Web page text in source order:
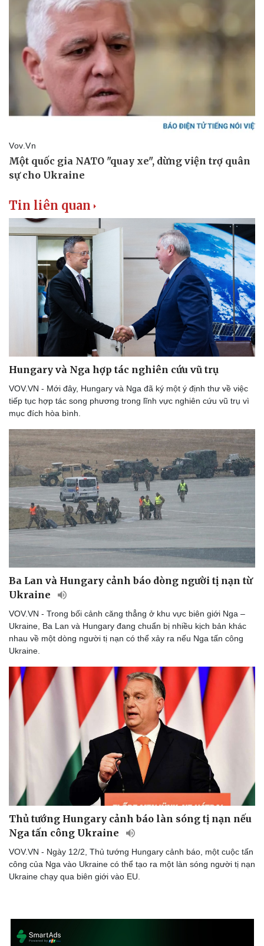
Tư vấn luật
Bóng đá
Lịch thi đấu bóng đá
Thế giới thể thao
eSports
Hậu trường
Ô tô - Xe máy
Ô tô
Xe máy
Tư vấn
Tin liên quan
Hungary và Nga hợp tác nghiên cứu vũ trụ
VOV.VN - Mới đây, Hungary và Nga đã ký một ý định thư về việc
tiếp tục hợp tác song phương trong lĩnh vực nghiên cứu vũ trụ vì
mục đích hòa bình.
Ba Lan và Hungary cảnh báo dòng người tị nạn từ
Ukraine
VOV.VN - Trong bối cảnh căng thẳng ở khu vực biên giới Nga –
Ukraine, Ba Lan và Hungary đang chuẩn bị nhiều kịch bản khác
nhau về một dòng người tị nạn có thể xảy ra nếu Nga tấn công
Ukraine.
Thủ tướng Hungary cảnh báo làn sóng tị nạn nếu
Nga tấn công Ukraine
VOV.VN - Ngày 12/2, Thủ tướng Hungary cảnh báo, một cuộc tấn
công của Nga vào Ukraine có thể tạo ra một làn sóng người tị nạn
Ukraine chạy qua biên giới vào EU.